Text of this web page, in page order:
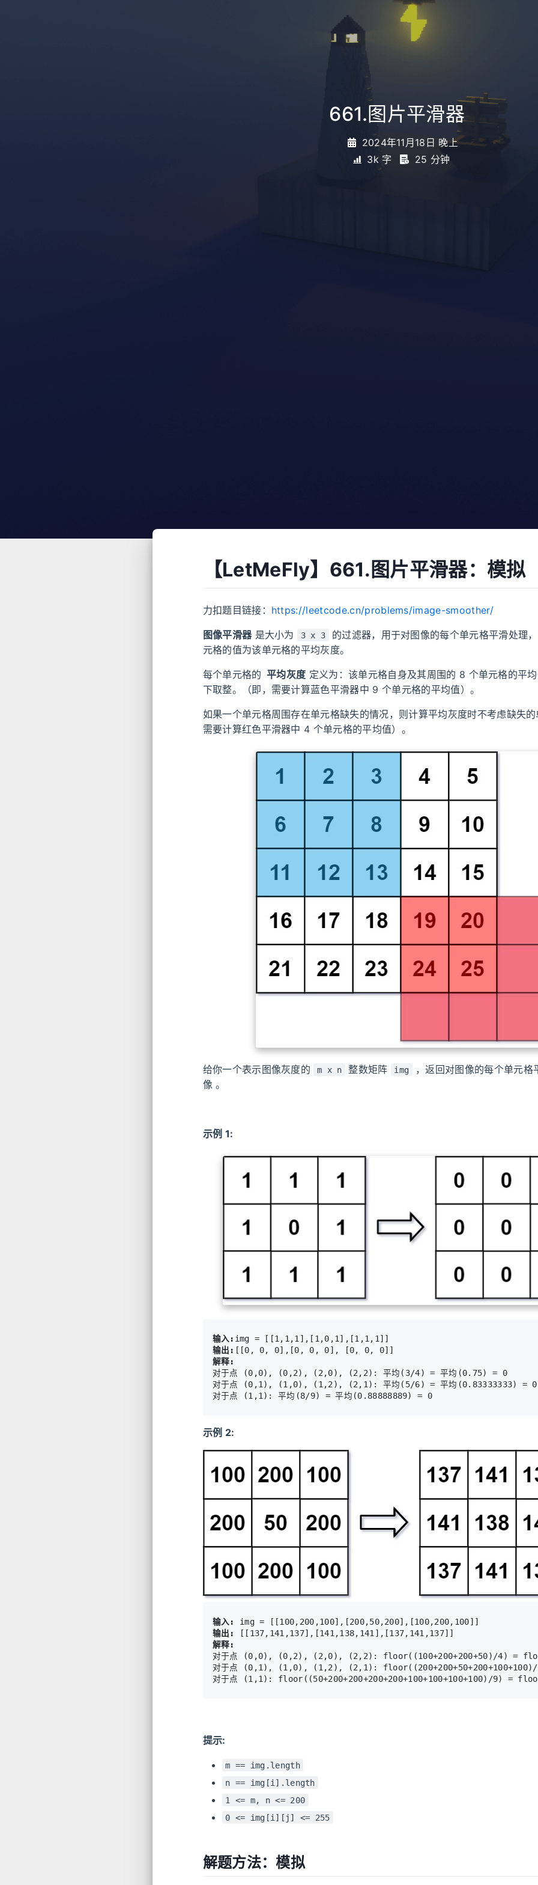
661.图片平滑器_
2024年11月18日 晚上
3k 字
25 分钟
【LetMeFly】661.图片平滑器：模拟
力扣题目链接： https://leetcode.cn/problems/image-smoother/
图像平滑器是大小为 3 x 3
的过滤器，用于对图像的每个单元格平滑处理
元格的值为该单元格的平均灰度。
每个单元格的 平均灰度 定义为：该单元格自身及其周围的 8 个单元格的平
下取整。（即，需要计算蓝色平滑器中 9 个单元格的平均值）。
如果一个单元格周围存在单元格缺失的情况，则计算平均灰度时不考虑缺失
需要计算红色平滑器中 4 个单元格的平均值）。
给你一个表示图像灰度的 m x n 整数矩阵 img
，返回对图像的每个单元格
像 。
示例 1:
输入:
输出:
解释:
对于点 (0,0), (0,2), (2,0), (2,2): 平均(3/4) = 平均(0.75) = 0
对于点 (0,1), (1,0), (1,2), (2,1): 平均(5/6) = 平均(0.83333333) = 0
示例 2:
输入:
输出:
解释:
对于点 (0,0), (0,2), (2,0), (2,2): floor((100+200+200+50)/4) =
对于点 (0,1), (1,0), (1,2), (2,1):
提示:
m == img.length
n == img[i].length
1 <= m, n <= 200
0 <= img[i][j] <= 255
解题方法：模拟